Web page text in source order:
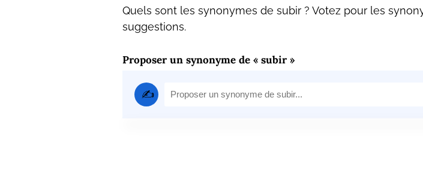
Quels sont les synonymes de subir ? Votez pour les
suggestions.
Proposer un synonyme de « subir »
✍️